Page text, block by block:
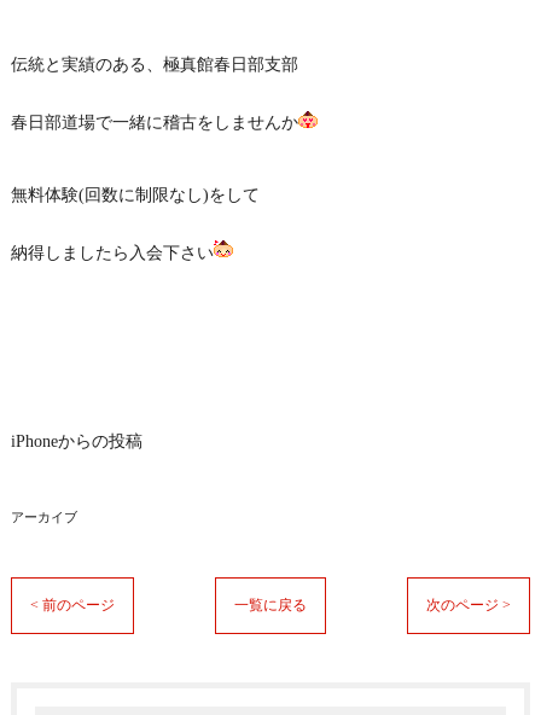
伝統と実績のある、極真館春日部支部
春日部道場で一緒に稽古をしませんか
無料体験(回数に制限なし)をして
納得しましたら入会下さい
iPhoneからの投稿
アーカイブ
< 前のページ 一覧に戻る 次のページ >